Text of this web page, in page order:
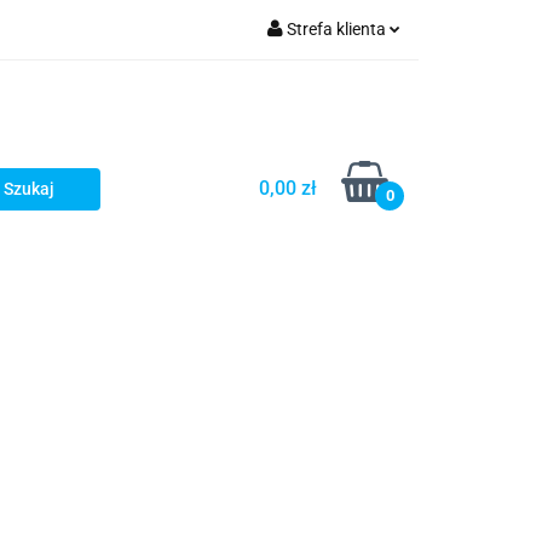
Strefa klienta
Dodaj zgłoszenie
0,00 zł 0